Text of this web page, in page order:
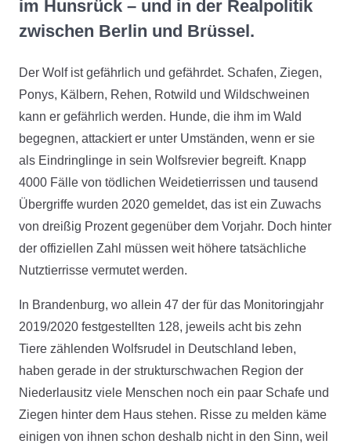
im Hunsrück – und in der Realpolitik
zwischen Berlin und Brüssel.
Der Wolf ist gefährlich und gefährdet. Schafen, Ziegen,
Ponys, Kälbern, Rehen, Rotwild und Wildschweinen
kann er gefährlich werden. Hunde, die ihm im Wald
begegnen, attackiert er unter Umständen, wenn er sie
als Eindringlinge in sein Wolfsrevier begreift. Knapp
4000 Fälle von tödlichen Weidetierrissen und tausend
Übergriffe wurden 2020 gemeldet, das ist ein Zuwachs
von dreißig Prozent gegenüber dem Vorjahr. Doch hinter
der offiziellen Zahl müssen weit höhere tatsächliche
Nutztierrisse vermutet werden.
In Brandenburg, wo allein 47 der für das Monitoringjahr
2019/2020 festgestellten 128, jeweils acht bis zehn
Tiere zählenden Wolfsrudel in Deutschland leben,
haben gerade in der strukturschwachen Region der
Niederlausitz viele Menschen noch ein paar Schafe und
Ziegen hinter dem Haus stehen. Risse zu melden käme
einigen von ihnen schon deshalb nicht in den Sinn, weil